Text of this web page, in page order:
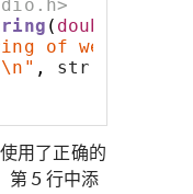
( double
of weight
, str
用了正确的
第 5 行中添